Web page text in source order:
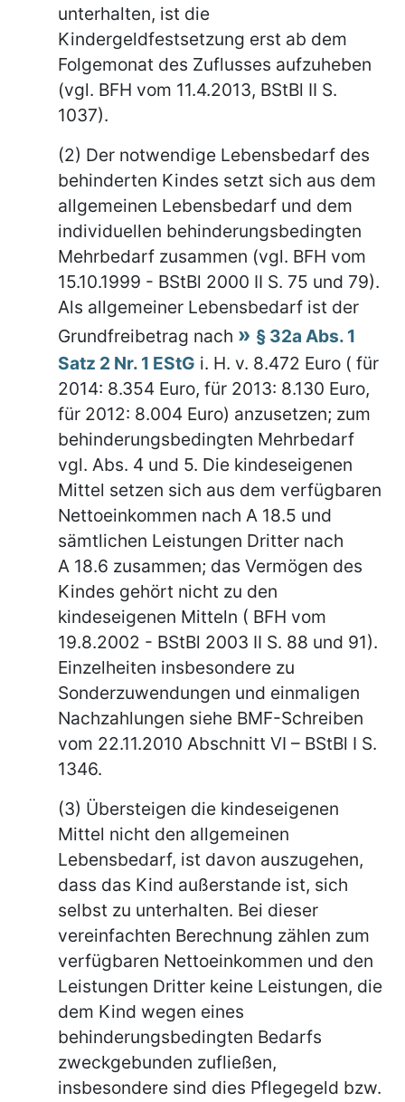
unterhalten, ist die
Kindergeldfestsetzung erst ab dem
Folgemonat des Zuflusses aufzuheben
(vgl. BFH vom 11.4.2013, BStBl II S.
1037).
(2) Der notwendige Lebensbedarf des
behinderten Kindes setzt sich aus dem
allgemeinen Lebensbedarf und dem
individuellen behinderungsbedingten
Mehrbedarf zusammen (vgl. BFH vom
15.10.1999 - BStBl 2000 II S. 75 und 79).
Als allgemeiner Lebensbedarf ist der
Grundfreibetrag nach
§ 32a Abs. 1
Satz 2 Nr. 1 EStG i. H. v. 8.472 Euro ( für
2014: 8.354 Euro, für 2013: 8.130 Euro,
für 2012: 8.004 Euro) anzusetzen; zum
behinderungsbedingten Mehrbedarf
vgl. Abs. 4 und 5. Die kindeseigenen
Mittel setzen sich aus dem verfügbaren
Nettoeinkommen nach A 18.5 und
sämtlichen Leistungen Dritter nach
A 18.6 zusammen; das Vermögen des
Kindes gehört nicht zu den
kindeseigenen Mitteln ( BFH vom
19.8.2002 - BStBl 2003 II S. 88 und 91).
Einzelheiten insbesondere zu
Sonderzuwendungen und einmaligen
Nachzahlungen siehe BMF-Schreiben
vom 22.11.2010 Abschnitt VI – BStBl I S.
1346.
(3) Übersteigen die kindeseigenen
Mittel nicht den allgemeinen
Lebensbedarf, ist davon auszugehen,
dass das Kind außerstande ist, sich
selbst zu unterhalten. Bei dieser
vereinfachten Berechnung zählen zum
verfügbaren Nettoeinkommen und den
Leistungen Dritter keine Leistungen, die
dem Kind wegen eines
behinderungsbedingten Bedarfs
zweckgebunden zufließen,
insbesondere sind dies Pflegegeld bzw.